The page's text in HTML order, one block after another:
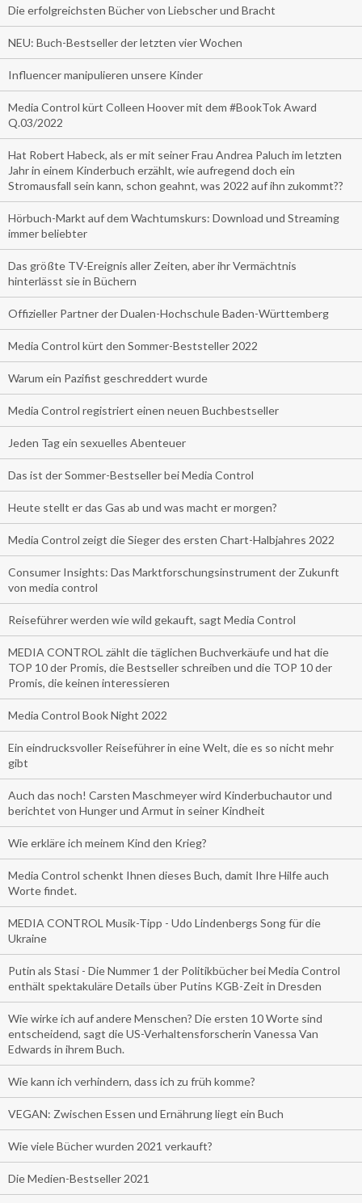
Die erfolgreichsten Bücher von Liebscher und Bracht
NEU: Buch-Bestseller der letzten vier Wochen
Influencer manipulieren unsere Kinder
Media Control kürt Colleen Hoover mit dem #BookTok Award
Q.03/2022
Hat Robert Habeck, als er mit seiner Frau Andrea Paluch im letzten
Jahr in einem Kinderbuch erzählt, wie aufregend doch ein
Stromausfall sein kann, schon geahnt, was 2022 auf ihn zukommt??
Hörbuch-Markt auf dem Wachtumskurs: Download und Streaming
immer beliebter
Das größte TV-Ereignis aller Zeiten, aber ihr Vermächtnis
hinterlässt sie in Büchern
Offizieller Partner der Dualen-Hochschule Baden-Württemberg
Media Control kürt den Sommer-Beststeller 2022
Warum ein Pazifist geschreddert wurde
Media Control registriert einen neuen Buchbestseller
Jeden Tag ein sexuelles Abenteuer
Das ist der Sommer-Bestseller bei Media Control
Heute stellt er das Gas ab und was macht er morgen?
Media Control zeigt die Sieger des ersten Chart-Halbjahres 2022
Consumer Insights: Das Marktforschungsinstrument der Zukunft
von media control
Reiseführer werden wie wild gekauft, sagt Media Control
MEDIA CONTROL zählt die täglichen Buchverkäufe und hat die
TOP 10 der Promis, die Bestseller schreiben und die TOP 10 der
Promis, die keinen interessieren
Media Control Book Night 2022
Ein eindrucksvoller Reiseführer in eine Welt, die es so nicht mehr
gibt
Auch das noch! Carsten Maschmeyer wird Kinderbuchautor und
berichtet von Hunger und Armut in seiner Kindheit
Wie erkläre ich meinem Kind den Krieg?
Media Control schenkt Ihnen dieses Buch, damit Ihre Hilfe auch
Worte findet.
MEDIA CONTROL Musik-Tipp - Udo Lindenbergs Song für die
Ukraine
Putin als Stasi - Die Nummer 1 der Politikbücher bei Media Control
enthält spektakuläre Details über Putins KGB-Zeit in Dresden
Wie wirke ich auf andere Menschen? Die ersten 10 Worte sind
entscheidend, sagt die US-Verhaltensforscherin Vanessa Van
Edwards in ihrem Buch.
Wie kann ich verhindern, dass ich zu früh komme?
VEGAN: Zwischen Essen und Ernährung liegt ein Buch
Wie viele Bücher wurden 2021 verkauft?
Die Medien-Bestseller 2021